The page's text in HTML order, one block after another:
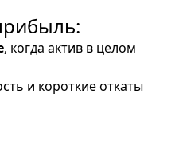
, когда актив в целом
и короткие откаты